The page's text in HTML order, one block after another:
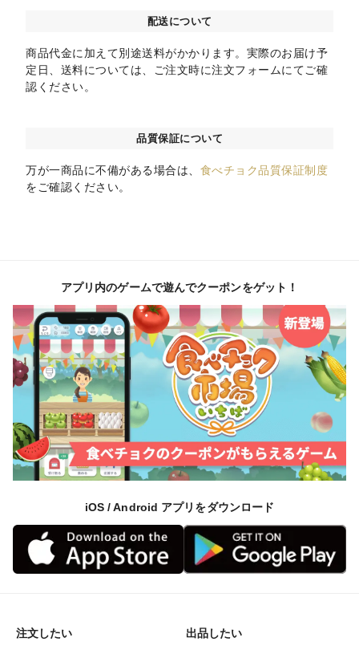
配送について
商品代金に加えて別途送料がかかります。実際のお届け予
定日、送料については、ご注文時に注文フォームにてご確
認ください。
品質保証について
万が一商品に不備がある場合は、 食べチョク品質保証制度
をご確認ください。
アプリ内のゲームで遊んでクーポンをゲット！
iOS / Android アプリをダウンロード
注文したい 出品したい